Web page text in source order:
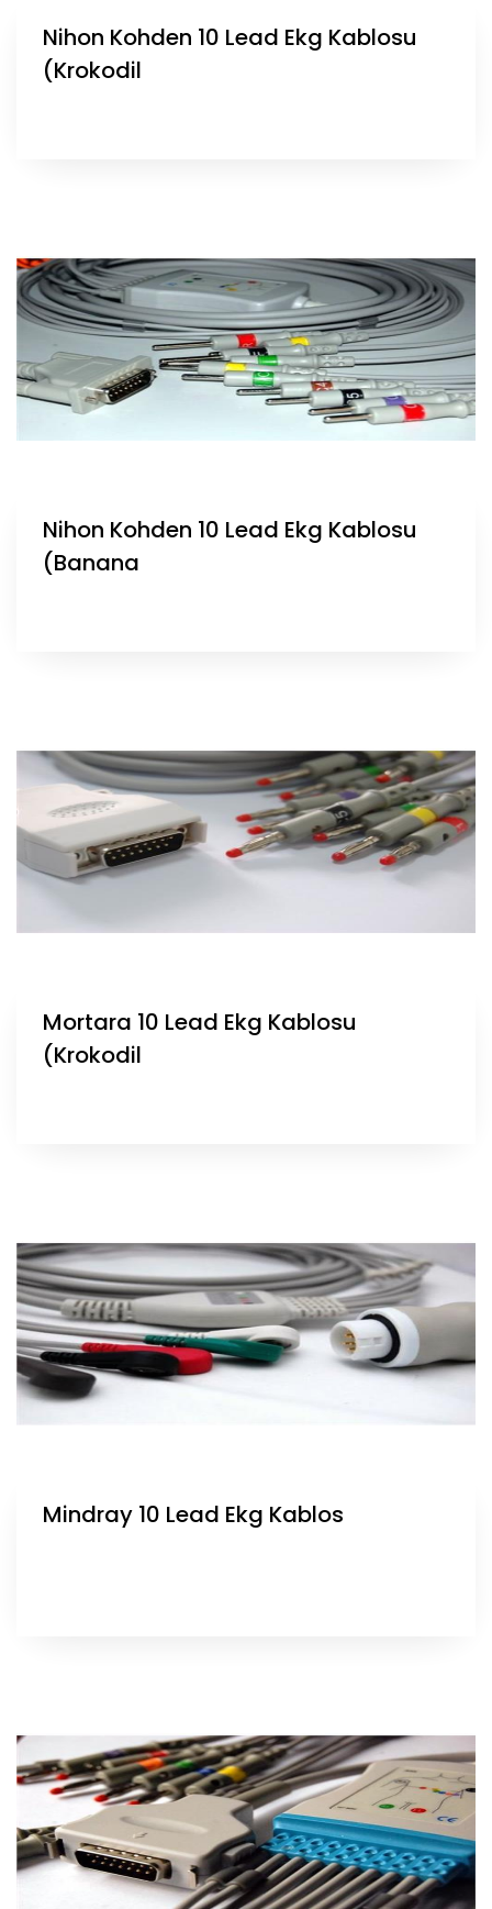
Nihon Kohden 10 Lead Ekg Kablosu
(Krokodil
Nihon Kohden 10 Lead Ekg Kablosu
(Banana
Mortara 10 Lead Ekg Kablosu
(Krokodil
Mindray 10 Lead Ekg Kablos